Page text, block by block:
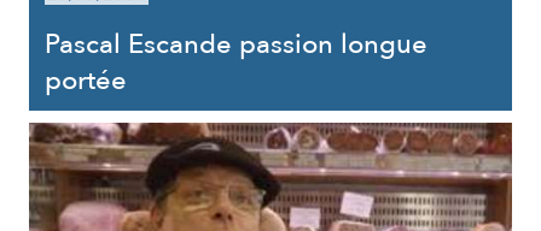
Pascal Escande passion longue
portée